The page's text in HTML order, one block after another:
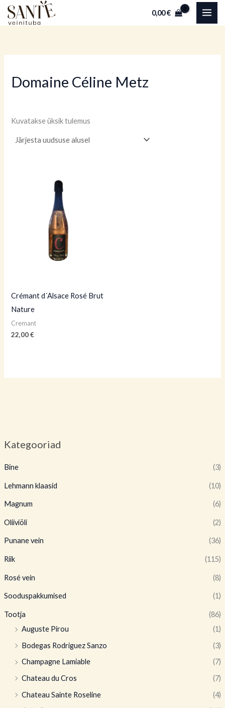
Skip
0,00€
Kategooriad
Bine (3)
Lehmann klaasid (10)
Magnum (6)
Oliiviõli (2)
Punane vein (36)
Riik (115)
Rosé vein (8)
Sooduspakkumised (1)
Tootja
(86)
Auguste Pirou
(1)
Bodegas Rodriguez Sanzo
(3)
Champagne Lamiable
(7)
Chateau du Cros
(7)
Chateau Sainte Roseline
(4)
Domaine Céline Metz
Kuvatakse üksik tulemus
Crémant d´Alsace Rosé Brut
Nature
Cremant
22,00€